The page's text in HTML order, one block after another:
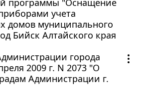
учета
домов муниципального
Бийск Алтайского края
города
2009 г. N 2073 "О
Администрации г.